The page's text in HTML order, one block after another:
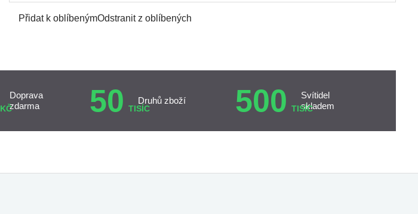
Přidat k oblíbenýmOdstranit z oblíbených
KČ
Doprava
zdarma
50 TISÍC
Druhů zboží 500 TISÍC
Svítidel
skladem